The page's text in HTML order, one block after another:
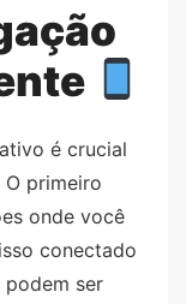
é crucial
primeiro
onde você
conectado
podem ser